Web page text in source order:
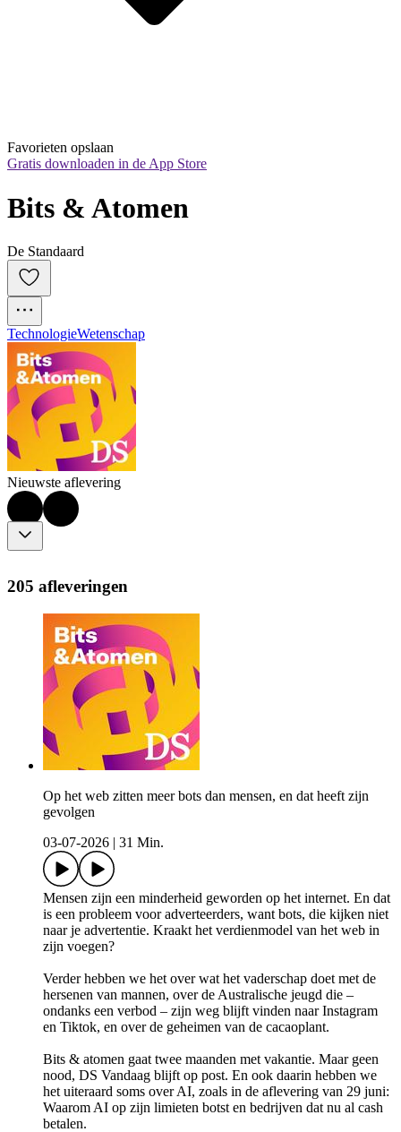
Favorieten opslaan
Gratis downloaden in de App Store
Bits & Atomen
De Standaard
TechnologieWetenschap
Nieuwste aflevering
205 afleveringen
Op het web zitten meer bots dan mensen, en dat heeft zijn
gevolgen
03-07-2026 | 31 Min.
Mensen zijn een minderheid geworden op het internet. En dat
is een probleem voor adverteerders, want bots, die kijken niet
naar je advertentie. Kraakt het verdienmodel van het web in
zijn voegen?
Verder hebben we het over wat het vaderschap doet met de
hersenen van mannen, over de Australische jeugd die –
ondanks een verbod – zijn weg blijft vinden naar Instagram
en Tiktok, en over de geheimen van de cacaoplant.
Bits & atomen gaat twee maanden met vakantie. Maar geen
nood, DS Vandaag blijft op post. En ook daarin hebben we
het uiteraard soms over AI, zoals in de aflevering van 29 juni:
Waarom AI op zijn limieten botst en bedrijven dat nu al cash
betalen.